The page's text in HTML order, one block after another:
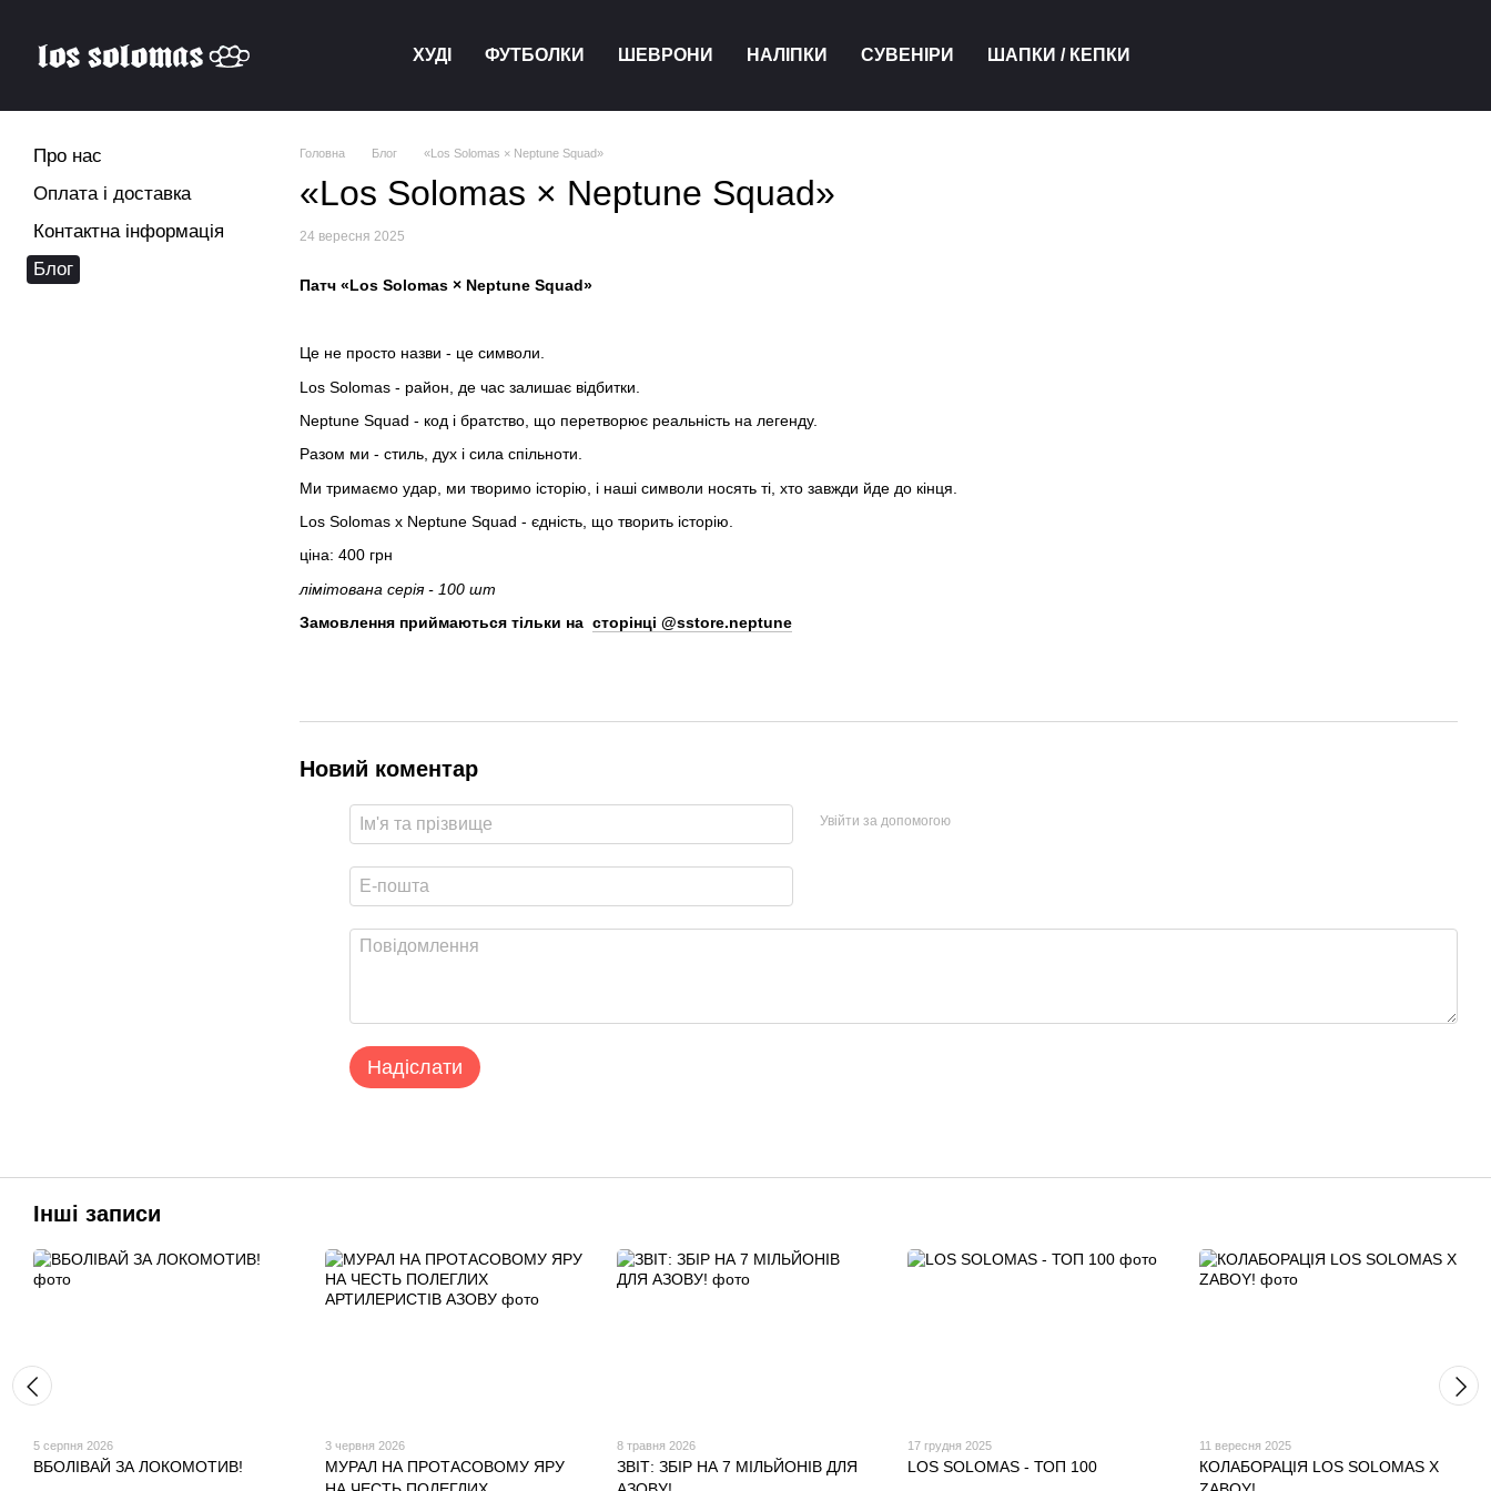
ХУДІ ФУТБОЛКИ ШЕВРОНИ НАЛІПКИ СУВЕНІРИ ШАПКИ / КЕПКИ
Головна Блог «Los Solomas × Neptune Squad»
«Los Solomas × Neptune Squad»
24 вересня 2025
Патч «Los Solomas × Neptune Squad»
Це не просто назви - це символи.
Los Solomas - район, де час залишає відбитки.
Neptune Squad - код і братство, що перетворює реальність на легенду.
Разом ми - стиль, дух і сила спільноти.
Ми тримаємо удар, ми творимо історію, і наші символи носять ті, хто завжди йде до кінця.
Los Solomas x Neptune Squad - єдність, що творить історію.
ціна: 400 грн
лімітована серія - 100 шт
Замовлення приймаються тільки на сторінці @sstore.neptune
Новий коментар
Увійти за допомогою
Надіслати
Про нас
Оплата і доставка
Контактна інформація
Блог
Інші записи
5 серпня 2026
ВБОЛІВАЙ ЗА ЛОКОМОТИВ!
3 червня 2026
МУРАЛ НА ПРОТАСОВОМУ ЯРУ
8 травня 2026
ЗВІТ: ЗБІР НА 7 МІЛЬЙОНІВ ДЛЯ
17 грудня 2025
LOS SOLOMAS - ТОП 100
11 вересня 2025
КОЛАБОРАЦІЯ LOS SOLOMAS X